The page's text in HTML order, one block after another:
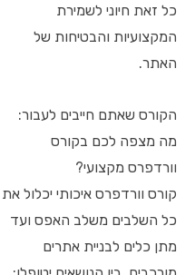
כל זאת חיוני לשמירת
המקצועיות והבטיחות של
האתר.
הקורס שאתם חייבים לעבור:
מה מצפה לכם בקורס
וורדפרס מקצועי?
קורס וורדפרס איכותי יכלול את
כל השלבים משלב האפס ועד
מתן כלים לבניית אתרים